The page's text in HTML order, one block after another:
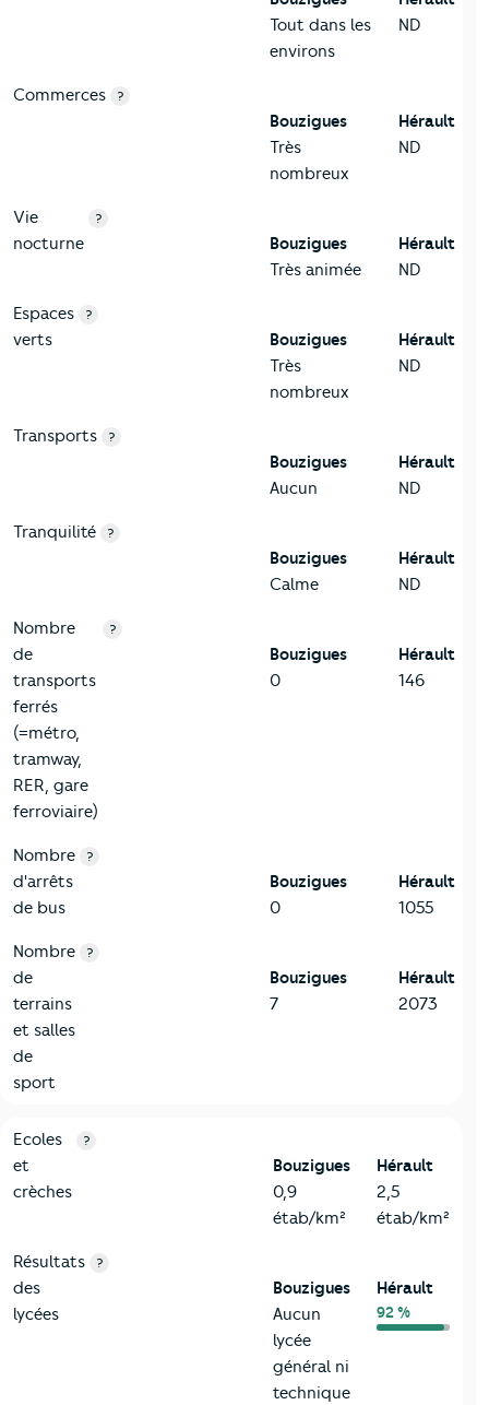
Tout dans les
environs
ND
Commerces ?
Bouzigues
Très
nombreux
Hérault
ND
Vie
nocturne
?
Bouzigues
Très animée
Hérault
ND
Espaces
verts
?
Bouzigues
Très
nombreux
Hérault
ND
Transports ?
Bouzigues
Aucun
Hérault
ND
Tranquilité ?
Bouzigues
Calme
Hérault
ND
Nombre
de
transports
ferrés
(=métro,
tramway,
RER, gare
ferroviaire)
?
Bouzigues
0
Hérault
146
Nombre
d'arrêts
de bus
?
Bouzigues
0
Hérault
1055
Nombre
de
terrains
et salles
de
sport
?
Bouzigues
7
Hérault
2073
4-Education
Critères
Ecoles
et
crèches
?
Bouzigues
0,9
étab/km²
Hérault
2,5
étab/km²
Résultats
des
lycées
?
Bouzigues
Aucun
lycée
général ni
technique
Hérault
92 %